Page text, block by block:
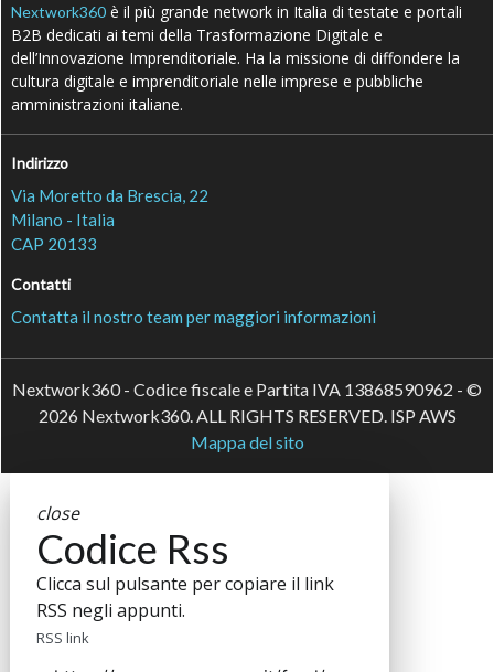
Nextwork360 è il più grande network in Italia di testate e portali
B2B dedicati ai temi della Trasformazione Digitale e
dell’Innovazione Imprenditoriale. Ha la missione di diffondere la
cultura digitale e imprenditoriale nelle imprese e pubbliche
amministrazioni italiane.
Indirizzo
Via Moretto da Brescia, 22
Milano - Italia
CAP 20133
Contatti
Contatta il nostro team per maggiori informazioni
Nextwork360 - Codice fiscale e Partita IVA 13868590962 - ©
2026 Nextwork360. ALL RIGHTS RESERVED. ISP AWS
Mappa del sito
close
Codice Rss
Clicca sul pulsante per copiare il link
RSS negli appunti.
RSS link